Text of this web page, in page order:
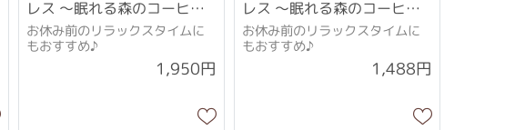
レス ～眠れる森のコーヒー
～ 10袋
お休み前のリラックスタイムに
もおすすめ♪
1,950円
レス ～眠れる森のコーヒー
～ 12袋
お休み前のリラックスタイムに
もおすすめ♪
1,488円